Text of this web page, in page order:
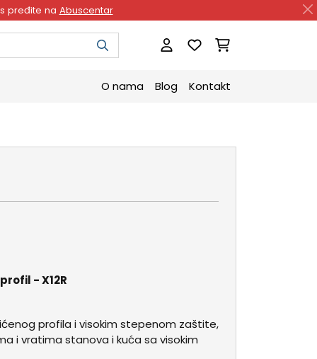
pređite na Abuscentar
O nama Blog Kontakt
- X12R
profila i visokim stepenom zaštite,
i vratima stanova i kuća sa visokim